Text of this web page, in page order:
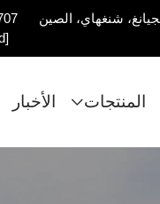
المنتجات الأخبار